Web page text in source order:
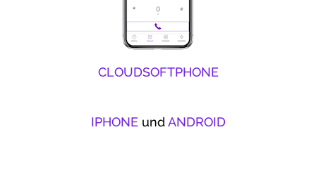
CLOUDSOFTPHONE
IPHONE undANDROID